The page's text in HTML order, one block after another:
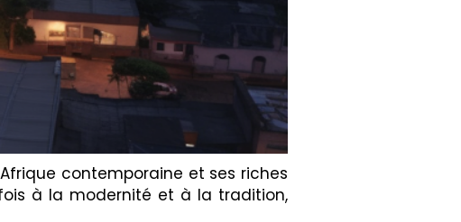
contemporaine et ses riches
à la modernité et à la tradition,